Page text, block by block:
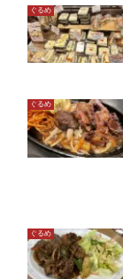
ぐるめ
ぐるめ
ぐるめ